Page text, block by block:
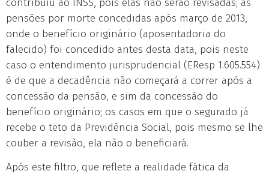
contribuiu ao INSS, pois elas não serão revisadas; as
pensões por morte concedidas após março de 2013,
onde o benefício originário (aposentadoria do
falecido) foi concedido antes desta data, pois neste
caso o entendimento jurisprudencial (EResp 1.605.554)
é de que a decadência não começará a correr após a
concessão da pensão, e sim da concessão do
benefício originário; os casos em que o segurado já
recebe o teto da Previdência Social, pois mesmo se lhe
couber a revisão, ela não o beneficiará.
Após este filtro, que reflete a realidade fática da